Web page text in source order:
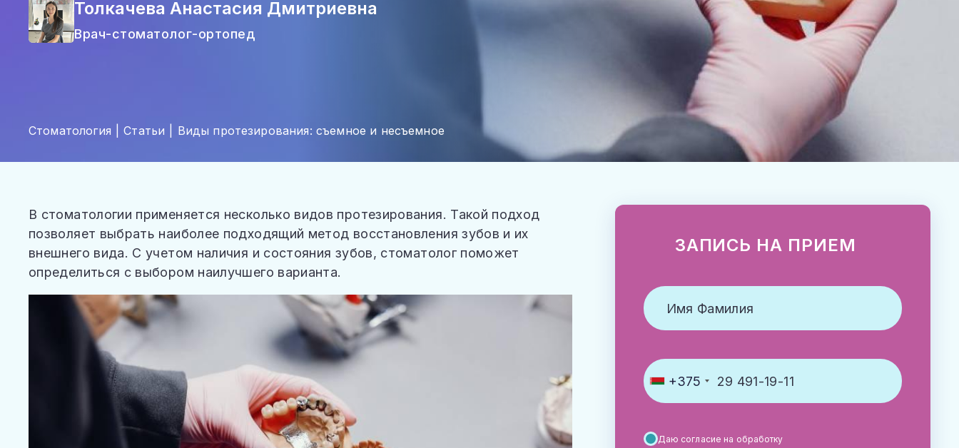
Толкачева Анастасия Дмитриевна
Врач-стоматолог-ортопед
Стоматология Статьи Виды протезирования: съемное и несъемное
В стоматологии применяется несколько видов протезирования. Такой подход
позволяет выбрать наиболее подходящий метод восстановления зубов и их
внешнего вида. С учетом наличия и состояния зубов, стоматолог поможет
определиться с выбором наилучшего варианта.
ЗАПИСЬ НА ПРИЕМ
+375
Даю согласие на обработку
ВОПРОСЫ И ОТВЕТЫ